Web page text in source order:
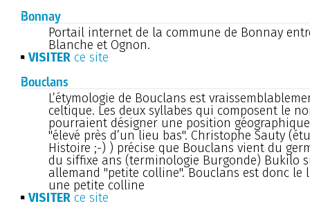
Bonnay
Portail internet de la commune de Bonnay
Blanche et Ognon.
VISITER ce site
Bouclans
L’étymologie de Bouclans est
celtique. Les deux syllabes qui composent le
pourraient désigner une position
"élevé près d’un lieu bas". Christophe Sauty
Histoire ;-) ) précise que Bouclans vient du
du siffixe ans (terminologie Burgonde) Bukilo
allemand "petite colline". Bouclans est donc le
une petite colline
VISITER ce site